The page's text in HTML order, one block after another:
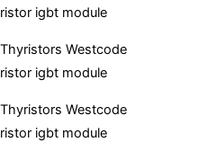
igbt module
Westcode
igbt module
Westcode
igbt module